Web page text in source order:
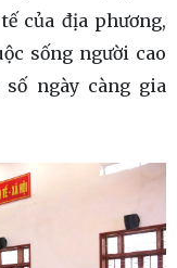
của địa phương,
sống người cao
ngày càng gia